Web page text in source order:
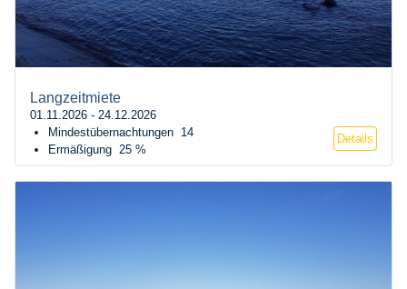
Langzeitmiete
01.11.2026 - 24.12.2026
Mindestübernachtungen 14
Ermäßigung 25 %
Details